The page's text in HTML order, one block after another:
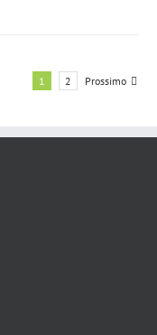
1 2 Prossimo